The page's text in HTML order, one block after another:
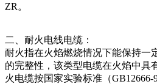
ZR。
二、耐火电线电缆：
耐火指在火焰燃烧情况下能保持一
的完整性，该类型电缆在火焰中具
火电缆按国家实验标准（GB12666-